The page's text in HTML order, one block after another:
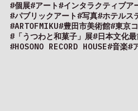
#個展#アート #インタラクティブア
#パブリックアート #写真#ホテルス
#ARTOFMIKU#豊田市美術館#東京
#「うつわと和菓子」展#日本文化
#HOSONO RECORD HOUSE#音楽#